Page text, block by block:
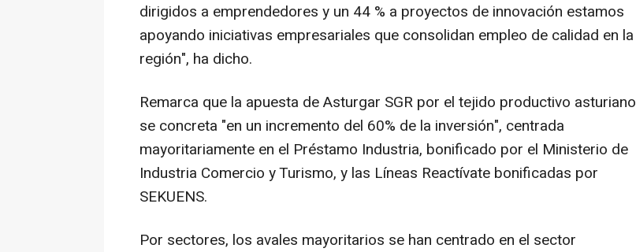
dirigidos a emprendedores y un 44 % a proyectos de innovación estamos
apoyando iniciativas empresariales que consolidan empleo de calidad en la
región", ha dicho.
Remarca que la apuesta de Asturgar SGR por el tejido productivo asturiano
se concreta "en un incremento del 60% de la inversión", centrada
mayoritariamente en el Préstamo Industria, bonificado por el Ministerio de
Industria Comercio y Turismo, y las Líneas Reactívate bonificadas por
SEKUENS.
Por sectores, los avales mayoritarios se han centrado en el sector